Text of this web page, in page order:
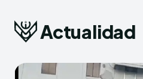
Actualidad